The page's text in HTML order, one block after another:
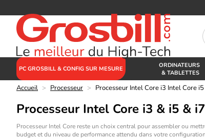
PC GROSBILL & CONFIG SUR MESURE
ORDINATEURS
& TABLETTES
Accueil > Processeur > Processeur Intel Core i3 Intel Core
Processeur Intel Core i3 & i5 &
Processeur Intel Core reste un choix central pour assembler ou
budget et du niveau de performance attendu dans votre